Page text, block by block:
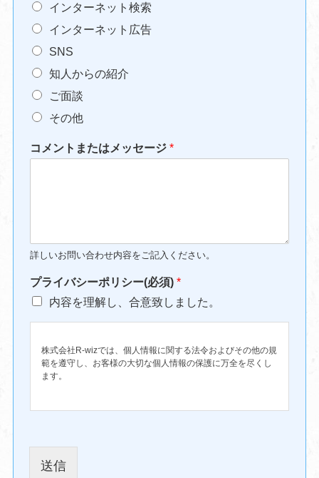
インターネット検索
インターネット広告
SNS
知人からの紹介
ご面談
その他
コメントまたはメッセージ*
詳しいお問い合わせ内容をご記入ください。
プライバシーポリシー(必須)*
内容を理解し、合意致しました。
株式会社R-wizでは、個人情報に関する法令およびその他の規
範を遵守し、お客様の大切な個人情報の保護に万全を尽くし
ます。
送信